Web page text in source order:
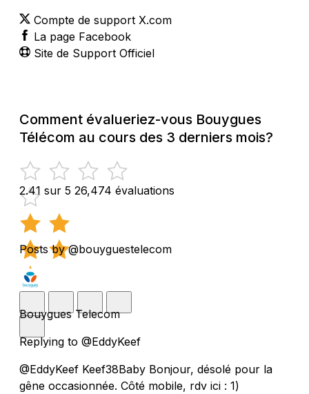
Compte de support X.com
La page Facebook
Site de Support Officiel
Comment évalueriez-vous Bouygues
Télécom au cours des 3 derniers mois?
2.41 sur 5 26,474 évaluations
Posts by @bouyguestelecom
Bouygues Telecom
Replying to @EddyKeef
@EddyKeef Keef38Baby Bonjour, désolé pour la
gêne occasionnée. Côté mobile, rdv ici : 1)